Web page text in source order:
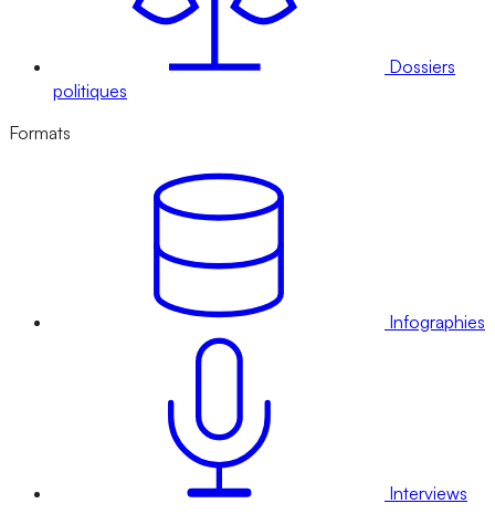
Dossiers
politiques
Formats
Infographies
Interviews